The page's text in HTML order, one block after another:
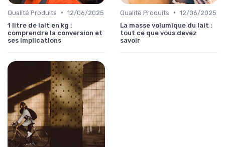
Qualité Produits • 12/06/2025
1 litre de lait en kg :
comprendre la conversion et
ses implications
Qualité Produits • 12/06/2025
La masse volumique du lait :
tout ce que vous devez
savoir